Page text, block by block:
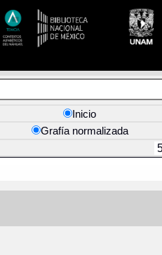
Inicio
Grafía normalizada